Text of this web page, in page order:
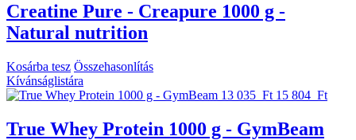
Creatine Pure - Creapure 1000 g -
Natural nutrition
Kosárba tesz Összehasonlítás
Kívánságlistára
13 035 Ft 15 804 Ft
True Whey Protein 1000 g - GymBeam